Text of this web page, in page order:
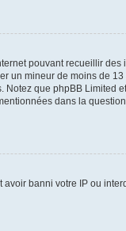
pouvant recueillir
mineur de moins de
que phpBB Limited
dans la
banni votre IP ou